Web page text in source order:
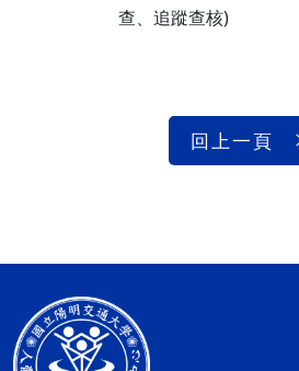
查、追蹤查核)
回上一頁